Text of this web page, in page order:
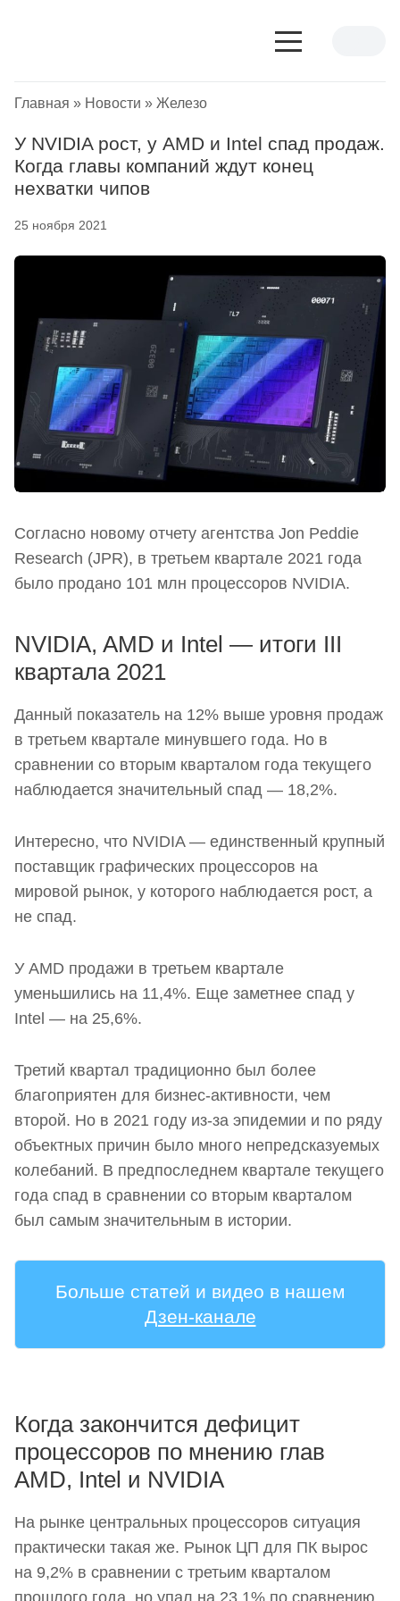
Главная » Новости » Железо
У NVIDIA рост, у AMD и Intel спад продаж.
Когда главы компаний ждут конец
нехватки чипов
25 ноября 2021
Согласно новому отчету агентства Jon Peddie
Research (JPR), в третьем квартале 2021 года
было продано 101 млн процессоров NVIDIA.
NVIDIA, AMD и Intel — итоги III
квартала 2021
Данный показатель на 12% выше уровня продаж
в третьем квартале минувшего года. Но в
сравнении со вторым кварталом года текущего
наблюдается значительный спад — 18,2%.
Интересно, что NVIDIA — единственный крупный
поставщик графических процессоров на
мировой рынок, у которого наблюдается рост, а
не спад.
У AMD продажи в третьем квартале
уменьшились на 11,4%. Еще заметнее спад у
Intel — на 25,6%.
Третий квартал традиционно был более
благоприятен для бизнес-активности, чем
второй. Но в 2021 году из-за эпидемии и по ряду
объектных причин было много непредсказуемых
колебаний. В предпоследнем квартале текущего
года спад в сравнении со вторым кварталом
был самым значительным в истории.
Больше статей и видео в нашем
Дзен-канале
Когда закончится дефицит
процессоров по мнению глав
AMD, Intel и NVIDIA
На рынке центральных процессоров ситуация
практически такая же. Рынок ЦП для ПК вырос
на 9,2% в сравнении с третьим кварталом